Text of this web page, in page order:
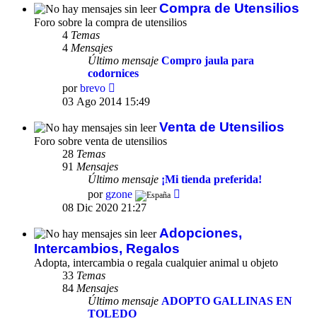
Compra de Utensilios
Foro sobre la compra de utensilios
4 Temas
4 Mensajes
Último mensaje Compro jaula para
codornices
porbrevo
último
03 Ago 2014 15:49
Venta de Utensilios
Foro sobre venta de utensilios
28 Temas
91 Mensajes
Último mensaje ¡Mi tienda preferida!
por gzone
08 Dic 2020 21:27
Adopciones,
Intercambios, Regalos
Adopta, intercambia o regala cualquier animal u objeto
33 Temas
84 Mensajes
Último mensaje ADOPTO GALLINAS EN
TOLEDO